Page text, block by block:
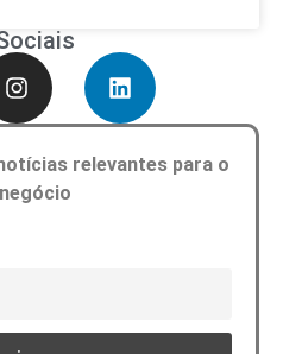
relevantes para o